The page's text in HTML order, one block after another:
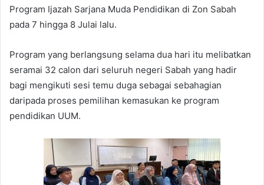
Program Ijazah Sarjana Muda Pendidikan di Zon Sabah
pada 7 hingga 8 Julai lalu.
Program yang berlangsung selama dua hari itu melibatkan
seramai 32 calon dari seluruh negeri Sabah yang hadir
bagi mengikuti sesi temu duga sebagai sebahagian
daripada proses pemilihan kemasukan ke program
pendidikan UUM.